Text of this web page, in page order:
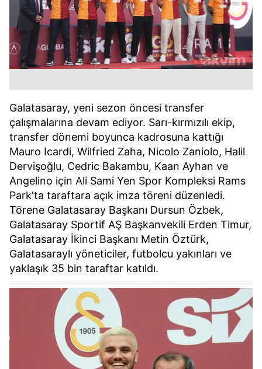
Galatasaray, yeni sezon öncesi transfer
çalışmalarına devam ediyor. Sarı-kırmızılı ekip,
transfer dönemi boyunca kadrosuna kattığı
Mauro Icardi, Wilfried Zaha, Nicolo Zaniolo, Halil
Dervişoğlu, Cedric Bakambu, Kaan Ayhan ve
Angelino için Ali Sami Yen Spor Kompleksi Rams
Park'ta taraftara açık imza töreni düzenledi.
Törene Galatasaray Başkanı Dursun Özbek,
Galatasaray Sportif AŞ Başkanvekili Erden Timur,
Galatasaray İkinci Başkanı Metin Öztürk,
Galatasaraylı yöneticiler, futbolcu yakınları ve
yaklaşık 35 bin taraftar katıldı.